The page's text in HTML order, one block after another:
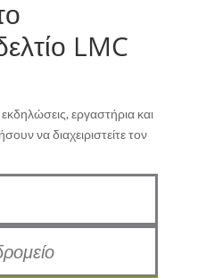
LMC
εργαστήρια και
να διαχειριστείτε τον